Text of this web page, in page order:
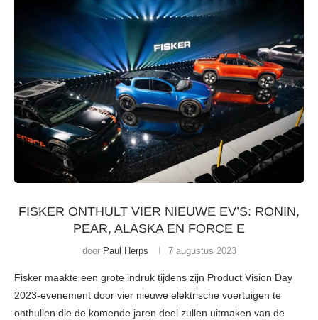
FISKER ONTHULT VIER NIEUWE EV’S: RONIN,
PEAR, ALASKA EN FORCE E
door Paul Herps 7 augustus 2023
Fisker maakte een grote indruk tijdens zijn Product Vision Day
2023-evenement door vier nieuwe elektrische voertuigen te
onthullen die de komende jaren deel zullen uitmaken van de